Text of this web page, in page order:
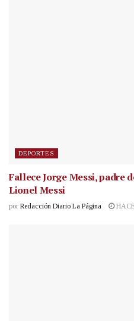
DEPORTES
Fallece Jorge Messi, padre
Lionel Messi
por Redacción Diario La Página